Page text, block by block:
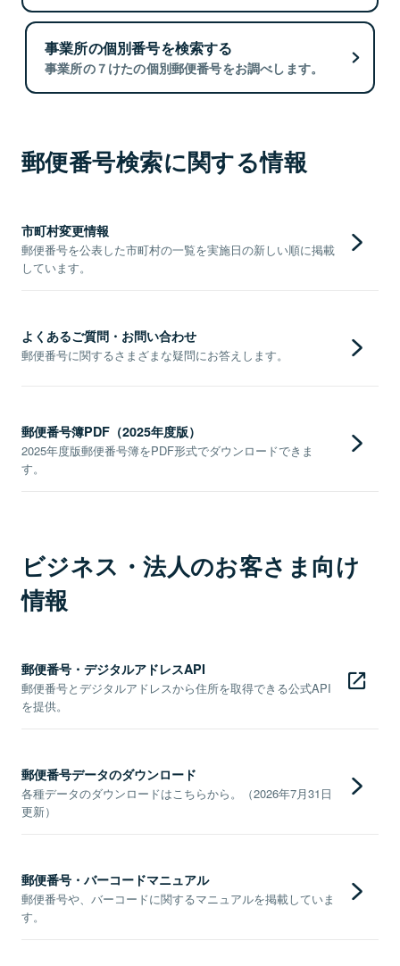
事業所の個別番号を検索する
事業所の７けたの個別郵便番号をお調べします。
郵便番号検索に関する情報
市町村変更情報
郵便番号を公表した市町村の一覧を実施日の新しい順に掲載
しています。
よくあるご質問・お問い合わせ
郵便番号に関するさまざまな疑問にお答えします。
郵便番号簿PDF（2025年度版）
2025年度版郵便番号簿をPDF形式でダウンロードできま
す。
ビジネス・法人のお客さま向け
情報
郵便番号・デジタルアドレスAPI
郵便番号とデジタルアドレスから住所を取得できる公式API
を提供。
郵便番号データのダウンロード
各種データのダウンロードはこちらから。（2026年7月31日
更新）
郵便番号・バーコードマニュアル
郵便番号や、バーコードに関するマニュアルを掲載していま
す。